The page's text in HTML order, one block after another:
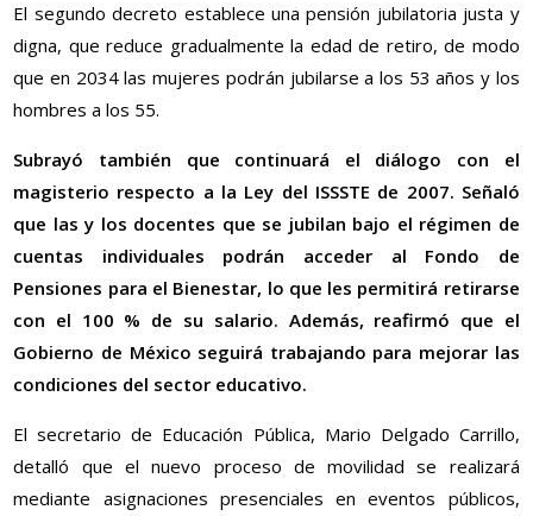
El segundo decreto establece una pensión jubilatoria justa y
digna, que reduce gradualmente la edad de retiro, de modo
que en 2034 las mujeres podrán jubilarse a los 53 años y los
hombres a los 55.
Subrayó también que continuará el diálogo con el
magisterio respecto a la Ley del ISSSTE de 2007. Señaló
que las y los docentes que se jubilan bajo el régimen de
cuentas individuales podrán acceder al Fondo de
Pensiones para el Bienestar, lo que les permitirá retirarse
con el 100 % de su salario. Además, reafirmó que el
Gobierno de México seguirá trabajando para mejorar las
condiciones del sector educativo.
El secretario de Educación Pública, Mario Delgado Carrillo,
detalló que el nuevo proceso de movilidad se realizará
mediante asignaciones presenciales en eventos públicos,